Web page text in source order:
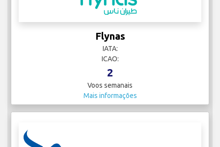
Flynas
IATA:
ICAO:
2
Voos semanais
Mais informações